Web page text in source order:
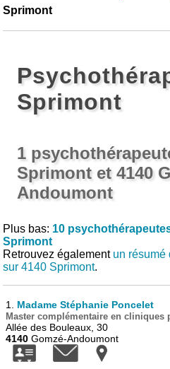
Sprimont
Sprimont
1
Sprimont et 4140
Andoumont
Plus bas: 10
Sprimont
Retrouvez également un résumé
sur 4140 Sprimont.
1. Madame Stéphanie Poncelet
Master complémentaire en cliniques
Allée des Bouleaux, 30
4140 Gomzé-Andoumont